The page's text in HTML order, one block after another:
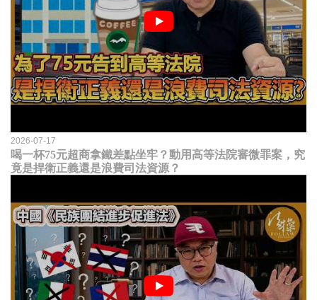
2026-07-17
喝一杯75元超商拿鐵差點坐牢？動用高等法院審微罪案，究
竟是捍衛正義還是浪費司法資源？